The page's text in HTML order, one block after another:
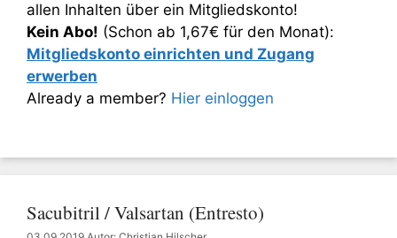
allen Inhalten über ein Mitgliedskonto!
Kein Abo! (Schon ab 1,67€ für den Monat):
Mitgliedskonto einrichten und Zugang
erwerben
Already a member? Hier einloggen
Sacubitril / Valsartan (Entresto)